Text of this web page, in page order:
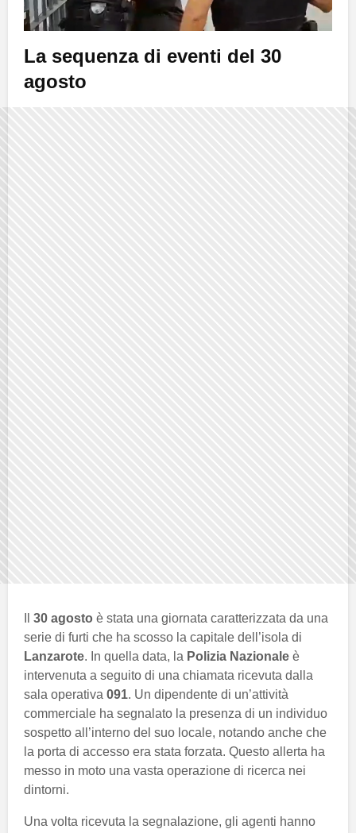
La sequenza di eventi del 30
agosto
30 agosto è stata una giornata caratterizzata da una
serie di furti che ha scosso la capitale dell’isola di
Lanzarote. In quella data, la Polizia Nazionale è
intervenuta a seguito di una chiamata ricevuta dalla
sala operativa 091. Un dipendente di un’attività
commerciale ha segnalato la presenza di un individuo
sospetto all’interno del suo locale, notando anche che
la porta di accesso era stata forzata. Questo allerta ha
messo in moto una vasta operazione di ricerca nei
dintorni.
Una volta ricevuta la segnalazione, gli agenti hanno